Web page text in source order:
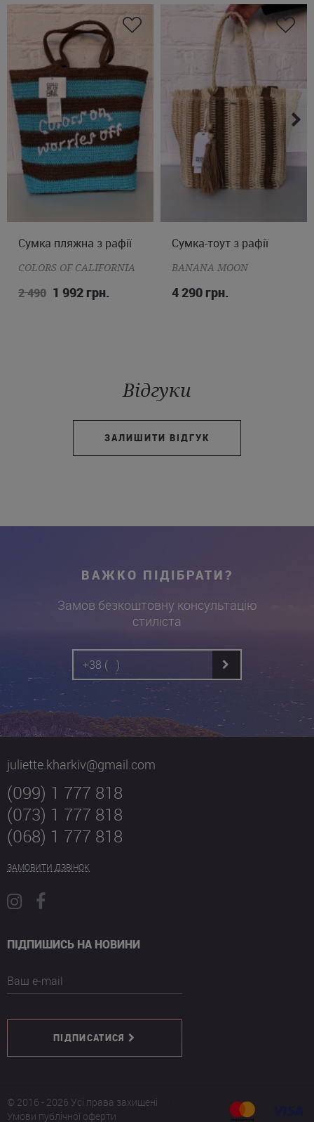
шкіряними ручками для комфортного утримання в руці.
* Модель доповнена знімними ланцюжками, завдяки яким сумку
можна носити через плече. За бажання ланцюжки легко
від'єднуються.
На сайті нашого інтернет-магазину ви можете купити пляжну
сумку Марк Андре в чорно-білому кольорі з доставкою в Луцьк,
Київ, Херсон, Вінницю й інші міста України.
ONE SIZE
Сумка-тоут з рафії
BANANA MOON
4 290 грн.
ONE SIZE
Клатч
MAX MARA
7 790 5 453 грн.
Відгуки
ЗАЛИШИТИ ВІДГУК
ВАЖКО ПІДІБРАТИ?
Замов безкоштовну консультацію
стиліста
juliette.kharkiv@gmail.com
(099) 1 777 818
(073) 1 777 818
(068) 1 777 818
ЗАМОВИТИ ДЗВІНОК
ПІДПИШИСЬ НА НОВИНИ
Ваш e-mail
ПІДПИСАТИСЯ
© 2016 - 2026 Усі права захищені
Умови публічної оферти